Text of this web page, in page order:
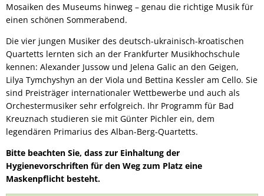
Mosaiken des Museums hinweg – genau die richtige Musik für
einen schönen Sommerabend.
Die vier jungen Musiker des deutsch-ukrainisch-kroatischen
Quartetts lernten sich an der Frankfurter Musikhochschule
kennen: Alexander Jussow und Jelena Galic an den Geigen,
Lilya Tymchyshyn an der Viola und Bettina Kessler am Cello. Sie
sind Preisträger internationaler Wettbewerbe und auch als
Orchestermusiker sehr erfolgreich. Ihr Programm für Bad
Kreuznach studieren sie mit Günter Pichler ein, dem
legendären Primarius des Alban-Berg-Quartetts.
Bitte beachten Sie, dass zur Einhaltung der
Hygienevorschriften für den Weg zum Platz eine
Maskenpflicht besteht.